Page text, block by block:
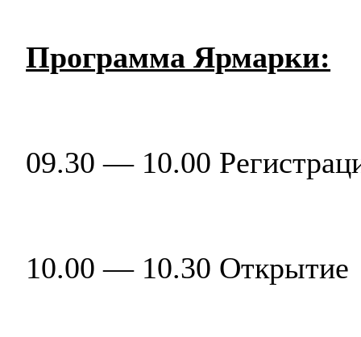
Программа Ярмарки:
09.30 — 10.00
10.00 — 10.30 Открытие